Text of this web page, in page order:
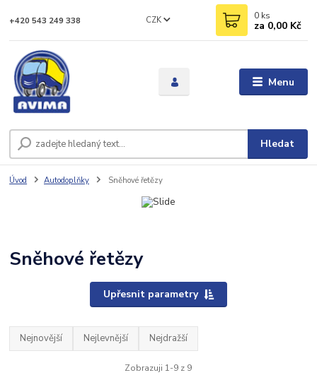
Menu
CZK
Hledat
+420 543 249 338 0 ks
za 0,00 Kč
Úvod Autodoplňky Sněhové řetězy
Sněhové řetězy
Upřesnit parametry
Nejnovější Nejlevnější Nejdražší
Zobrazuji 1-9 z 9